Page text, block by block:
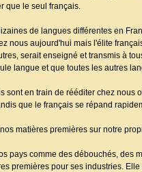
que le seul français.
de langues différentes en
nous aujourd'hui mais l'élite
serait enseigné et transmis à
langue et que toutes les autres
sont en train de rééditer chez
que le français se répand
matières premières sur notre
pays comme des débouchés, des
premières pour ses industries.